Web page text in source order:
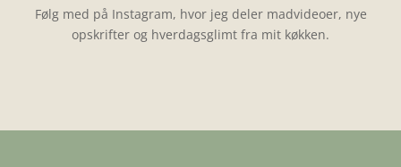
Følg med på Instagram, hvor jeg deler madvideoer, nye
opskrifter og hverdagsglimt fra mit køkken.